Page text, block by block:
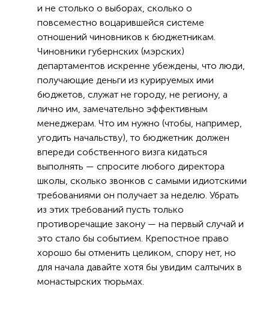
и не столько о выборах, сколько о
повсеместно воцарившейся системе
отношений чиновников к бюджетникам.
Чиновники губернских (мэрских)
департаментов искренне убеждены, что люди,
получающие деньги из курируемых ими
бюджетов, служат не городу, не региону, а
лично им, замечательно эффективным
менеджерам. Что им нужно (чтобы, например,
угодить начальству), то бюджетник должен
впереди собственного визга кидаться
выполнять — спросите любого директора
школы, сколько звонков с самыми идиотскими
требованиями он получает за неделю. Убрать
из этих требований пусть только
противоречащие закону — на первый случай и
это стало бы событием. Крепостное право
хорошо бы отменить целиком, спору нет, но
для начала давайте хотя бы увидим салтычих в
монастырских тюрьмах.